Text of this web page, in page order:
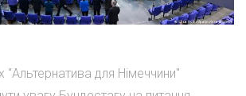
"Альтернатива для Німеччини"